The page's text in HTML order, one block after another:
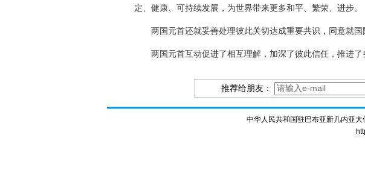
定、健康、可持续发展，为世界带来更多和平、繁荣、进步。
两国元首还就妥善处理彼此关切达成重要共识，同意就国
两国元首互动促进了相互理解，加深了彼此信任，推进
推荐给朋友：
中华人民共和国驻巴布亚新几内亚